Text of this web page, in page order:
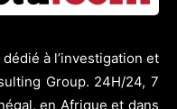
à l’investigation et
Group. 24H/24, 7
en Afrique et dans